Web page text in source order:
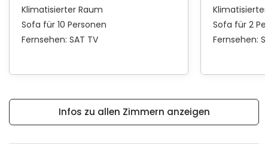
Klimatisierter Raum
Sofa für 10 Personen
Fernsehen: SAT TV
Sofa für 2
Fernsehen:
Infos zu allen Zimmern anzeigen